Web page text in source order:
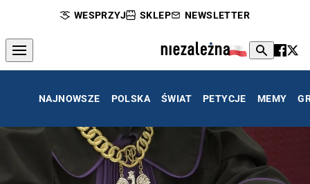
WESPRZYJ SKLEP NEWSLETTER
NAJNOWSZE POLSKA ŚWIAT PETYCJE MEMY